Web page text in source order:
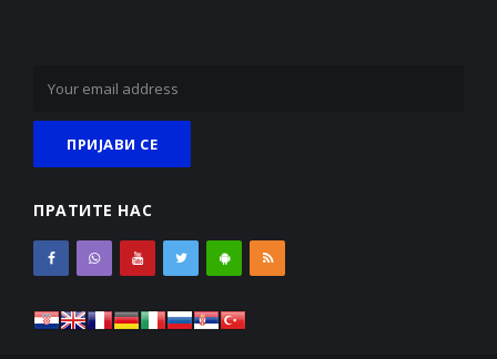
ПРАТИТЕ НАС